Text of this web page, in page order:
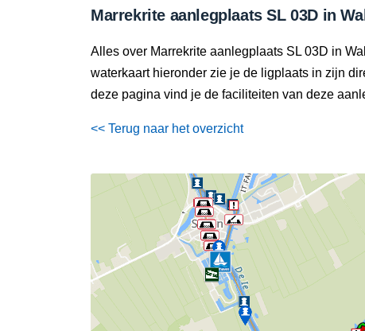
Marrekrite aanlegplaats SL 03D in
Alles over Marrekrite aanlegplaats SL 03D in
waterkaart hieronder zie je de ligplaats in zijn
deze pagina vind je de faciliteiten van deze
<< Terug naar het overzicht